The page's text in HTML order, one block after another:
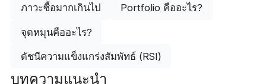
ภาวะซื้อมากเกินไป Portfolio คืออะไร?
จุดหมุนคืออะไร?
ดัชนีความแข็งแกร่งสัมพัทธ์ (RSI)
บทความแนะนำ